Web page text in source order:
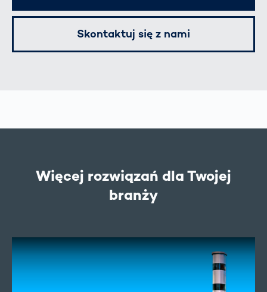
Skontaktuj się z nami
Więcej rozwiązań dla Twojej
branży